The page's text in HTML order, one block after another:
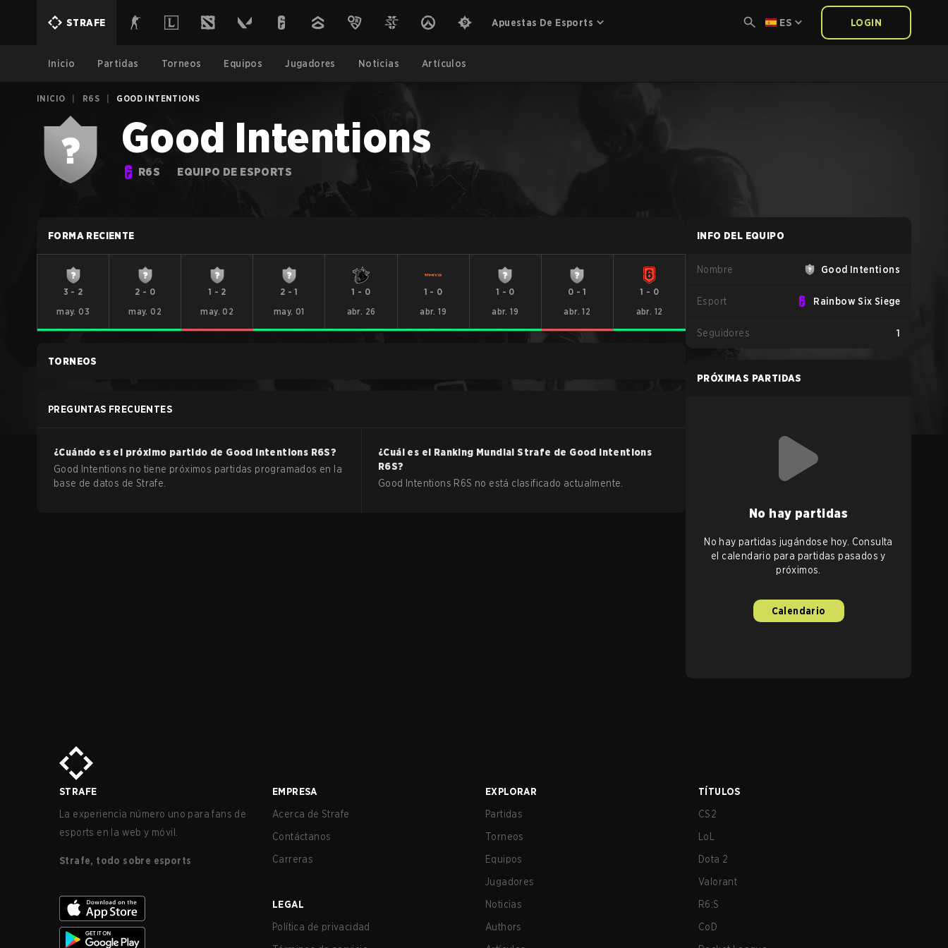
STRAFE Apuestas De Esports ES LOGIN
Inicio Partidas Torneos Equipos Jugadores Noticias Artículos
INICIO R6S GOOD INTENTIONS
Good Intentions
R6S EQUIPO DE ESPORTS
FORMA RECIENTE
3 - 2
may. 03
2 - 0
may. 02
1 - 2
may. 02
2 -1
may. 01
1 - 0
abr. 26
1 - 0
abr. 19
1 - 0
abr. 19
0 -1
abr. 12
1 - 0
abr. 12
TORNEOS
PREGUNTAS FRECUENTES
¿Cuándo es el próximo partido de Good Intentions R6S?
Good Intentions no tiene próximos partidas programados en la
base de datos de Strafe.
¿Cuál es el Ranking Mundial Strafe de Good Intentions
R6S?
Good Intentions R6S no está clasificado actualmente.
INFO DEL EQUIPO
Nombre Good Intentions
Esport Rainbow Six Siege
Seguidores 1
PRÓXIMAS PARTIDAS
No hay partidas
No hay partidas jugándose hoy. Consulta
el calendario para partidas pasados y
próximos.
Calendario
STRAFE
La experiencia número uno para fans de
esports en la web y móvil.
Strafe, todo sobre esports
EMPRESA
Acerca de Strafe
Contáctanos
Carreras
LEGAL
Política de privacidad
EXPLORAR
Partidas
Torneos
Equipos
Jugadores
Noticias
Authors
TÍTULOS
CS2
LoL
Dota 2
Valorant
R6:S
CoD